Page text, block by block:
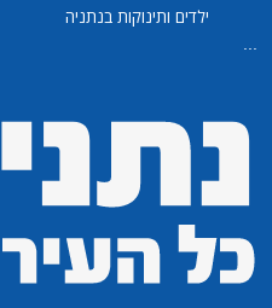
ילדים ותינוקות בנתניה
...